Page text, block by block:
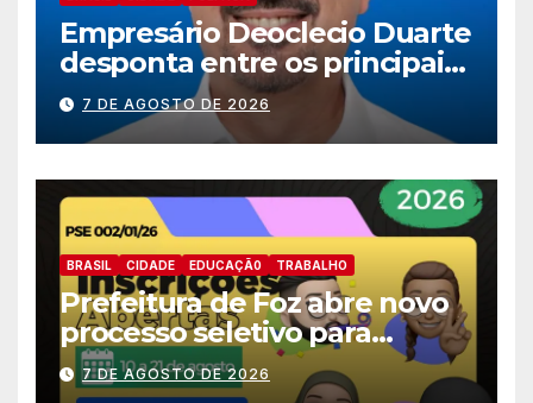
Empresário Deoclecio Duarte
desponta entre os principais
nomes do União Brasil para
deputado estadual
7 DE AGOSTO DE 2026
BRASIL CIDADE EDUCAÇÃ0 TRABALHO
Prefeitura de Foz abre novo
processo seletivo para
estagiários
7 DE AGOSTO DE 2026